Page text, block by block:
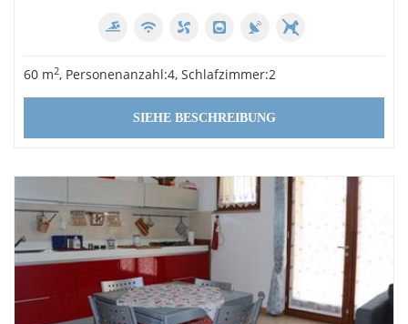
60 m2, Personenanzahl:4, Schlafzimmer:2
SIEHE BESCHREIBUNG